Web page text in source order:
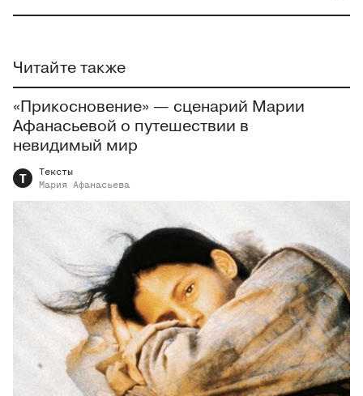
Читайте также
«Прикосновение» — сценарий Марии
Афанасьевой о путешествии в
невидимый мир
Т
Тексты
Мария
Афанасьева